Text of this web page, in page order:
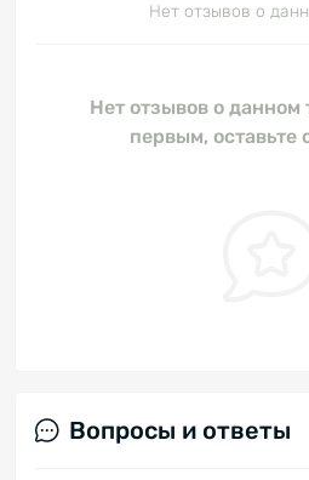
Нет отзывов о
Нет отзывов о данном
первым, оставьте
Вопросы и ответы